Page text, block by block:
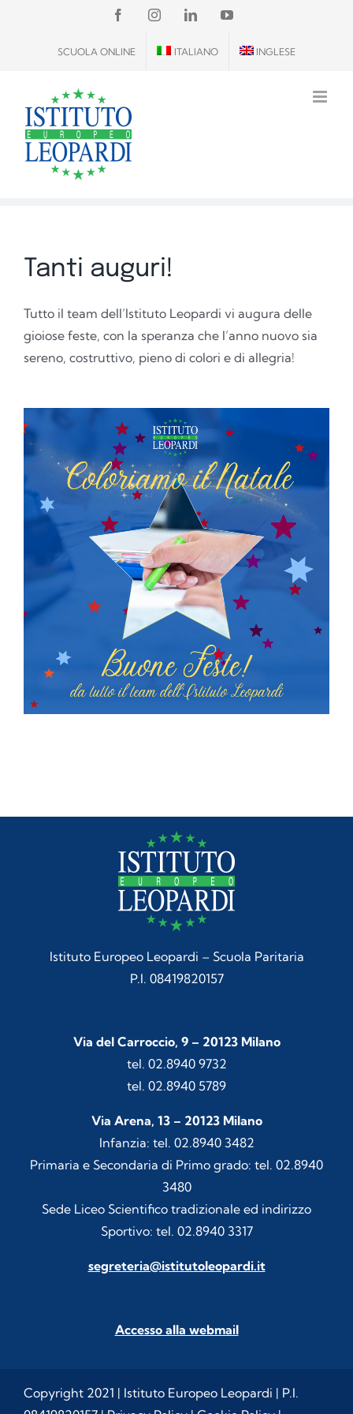
contenuto
FACEBOOKINSTAGRAM
LINKEDINYOUTUBE
SCUOLA ONLINE ITALIANO INGLESE
Tanti auguri!
Tutto il team dell’Istituto Leopardi vi augura delle
gioiose feste, con la speranza che l’anno nuovo sia
sereno, costruttivo, pieno di colori e di allegria!
Istituto Europeo Leopardi – Scuola Paritaria
P.I. 08419820157
Via del Carroccio, 9 – 20123 Milano
tel. 02.8940 9732
tel. 02.8940 5789
Via Arena, 13 – 20123 Milano
Infanzia: tel. 02.8940 3482
Primaria e Secondaria di Primo grado: tel. 02.8940
3480
Sede Liceo Scientifico tradizionale ed indirizzo
Sportivo: tel. 02.8940 3317
segreteria@istitutoleopardi.it
Accesso alla webmail
Copyright 2021 | Istituto Europeo Leopardi | P.I.